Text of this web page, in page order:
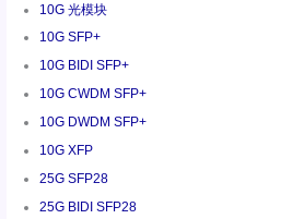
10G 光模块
10G SFP+
10G BIDI SFP+
10G CWDM SFP+
10G DWDM SFP+
10G XFP
25G SFP28
25G BIDI SFP28